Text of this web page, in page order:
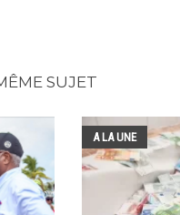
SUJET
A LA UNE